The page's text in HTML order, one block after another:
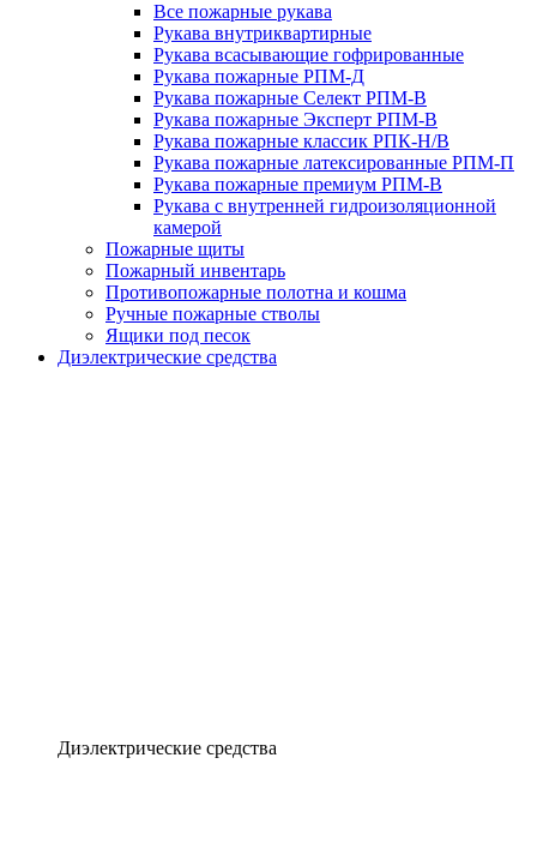
Все пожарные рукава
Рукава внутриквартирные
Рукава всасывающие гофрированные
Рукава пожарные РПМ-Д
Рукава пожарные Селект РПМ-В
Рукава пожарные Эксперт РПМ-В
Рукава пожарные классик РПК-Н/В
Рукава пожарные латексированные РПМ-П
Рукава пожарные премиум РПМ-В
Рукава с внутренней гидроизоляционной
камерой
Пожарные щиты
Пожарный инвентарь
Противопожарные полотна и кошма
Ручные пожарные стволы
Ящики под песок
Диэлектрические средства
Диэлектрические средства